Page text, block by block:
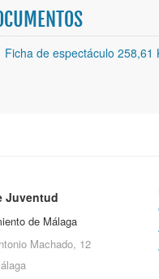
Ficha de espectáculo 258,61
Juventud
de Málaga
Machado, 12